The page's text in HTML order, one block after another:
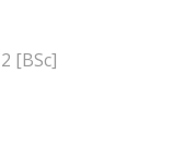
[BSc]